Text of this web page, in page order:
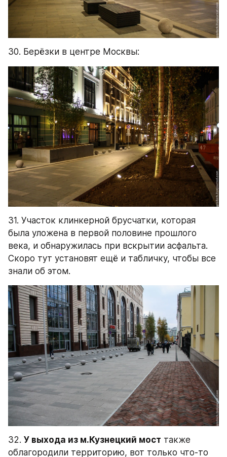
30. Берёзки в центре Москвы:
31. Участок клинкерной брусчатки, которая
была уложена в первой половине прошлого
века, и обнаружилась при вскрытии асфальта.
Скоро тут установят ещё и табличку, чтобы все
знали об этом.
32. У выхода из м.Кузнецкий мост также
облагородили территорию, вот только что-то